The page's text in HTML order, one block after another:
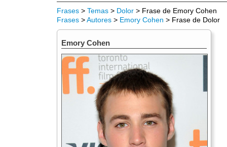
Frases > Temas > Dolor > Frase de Emory Cohen
Frases >Autores > Emory Cohen > Frase de Dolor
Emory Cohen